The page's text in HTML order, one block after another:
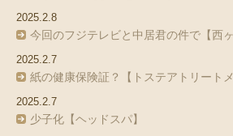
2025.2.8
今回のフジテレビと中居君の件で【西ヶ
2025.2.7
紙の健康保険証？【トステアトリートメ
2025.2.7
少子化【ヘッドスパ】